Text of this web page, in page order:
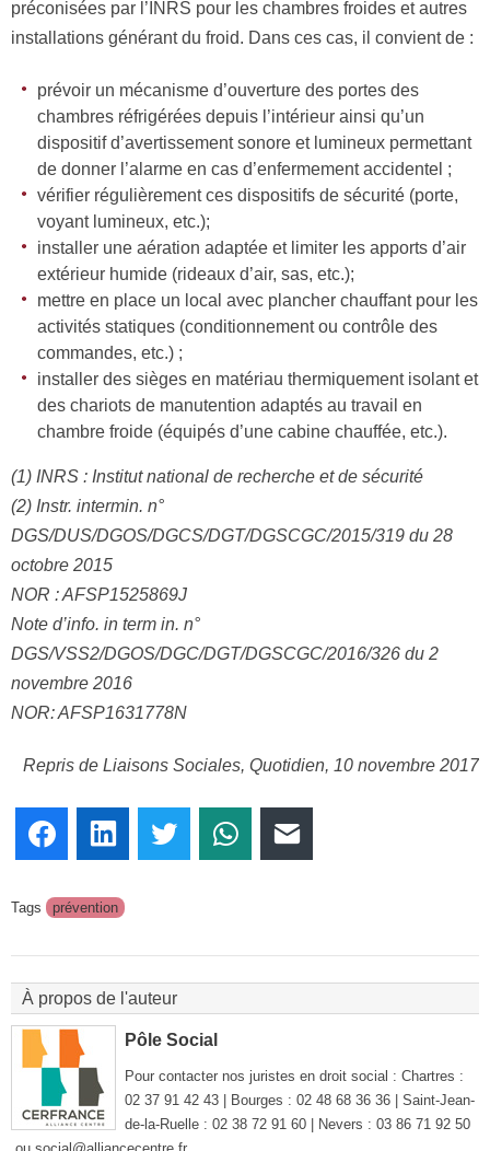
préconisées par l’INRS pour les chambres froides et autres
installations générant du froid. Dans ces cas, il convient de :
prévoir un mécanisme d’ouverture des portes des
chambres réfrigérées depuis l’intérieur ainsi qu’un
dispositif d’avertissement sonore et lumineux permettant
de donner l’alarme en cas d’enfermement accidentel ;
vérifier régulièrement ces dispositifs de sécurité (porte,
voyant lumineux, etc.);
installer une aération adaptée et limiter les apports d’air
extérieur humide (rideaux d’air, sas, etc.);
mettre en place un local avec plancher chauffant pour les
activités statiques (conditionnement ou contrôle des
commandes, etc.) ;
installer des sièges en matériau thermiquement isolant et
des chariots de manutention adaptés au travail en
chambre froide (équipés d’une cabine chauffée, etc.).
(1) INRS : Institut national de recherche et de sécurité
(2) Instr. intermin. n°
DGS/DUS/DGOS/DGCS/DGT/DGSCGC/2015/319 du 28
octobre 2015
NOR : AFSP1525869J
Note d’info. in term in. n°
DGS/VSS2/DGOS/DGC/DGT/DGSCGC/2016/326 du 2
novembre 2016
NOR: AFSP1631778N
Repris de Liaisons Sociales, Quotidien, 10 novembre 2017
FacebookLinkedInTwitter WhatsApp
Tags prévention
À propos de l'auteur
Pôle Social
Pour contacter nos juristes en droit social : Chartres :
02 37 91 42 43 | Bourges : 02 48 68 36 36 | Saint-Jean-
de-la-Ruelle : 02 38 72 91 60 | Nevers : 03 86 71 92 50